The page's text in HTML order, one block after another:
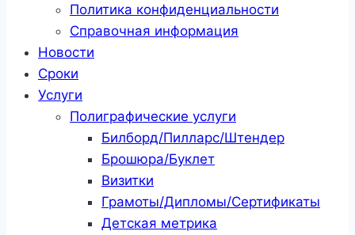
Политика конфиденциальности
Справочная информация
Новости
Сроки
Услуги
Полиграфические услуги
Билборд/Пилларс/Штендер
Брошюра/Буклет
Визитки
Грамоты/Дипломы/Сертификаты
Детская метрика